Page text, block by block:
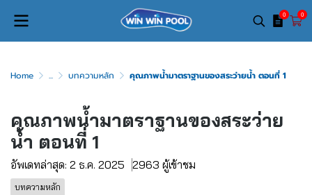
0 0
Home ... บทความหลัก คุณภาพน้ำมาตราฐานของสระว่ายน้ำ ตอนที่ 1
คุณภาพน้ำมาตราฐานของสระว่าย
น้ำ ตอนที่ 1
อัพเดทล่าสุด: 2 ธ.ค. 2025 2963 ผู้เข้าชม
บทความหลัก